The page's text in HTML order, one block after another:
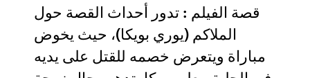
قصة الفيلم : تدور أحداث القصة حول
الملاكم (يوري بويكا)، حيث يخوض
مباراة ويتعرض خصمه للقتل على يديه